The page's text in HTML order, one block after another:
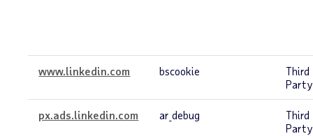
www.linkedin.com bscookie
Third
Party
px.ads.linkedin.com ar_debug
Third
Party